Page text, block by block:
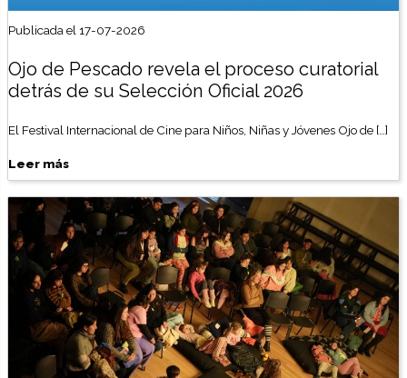
Publicada el 17-07-2026
Ojo de Pescado revela el proceso curatorial
detrás de su Selección Oficial 2026
El Festival Internacional de Cine para Niños, Niñas y Jóvenes Ojo de […]
Leer más